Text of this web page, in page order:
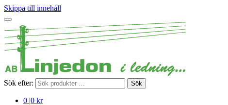
Skippa till innehåll
Sök efter: Sök
0 |0 kr